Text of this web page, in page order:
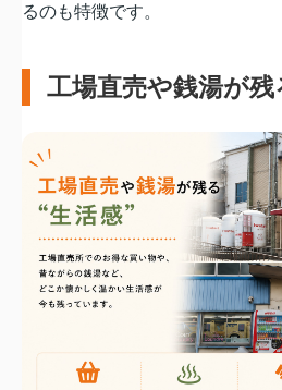
るのも特徴です。
工場直売や銭湯が残